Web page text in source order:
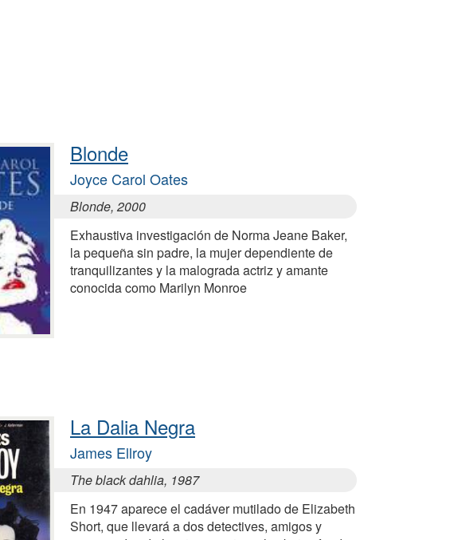
Blonde
Joyce Carol Oates
Blonde, 2000
Exhaustiva investigación de Norma Jeane Baker,
la pequeña sin padre, la mujer dependiente de
tranquilizantes y la malograda actriz y amante
conocida como Marilyn Monroe
La Dalia Negra
James Ellroy
The black dahlia, 1987
En 1947 aparece el cadáver mutilado de Elizabeth
Short, que llevará a dos detectives, amigos y